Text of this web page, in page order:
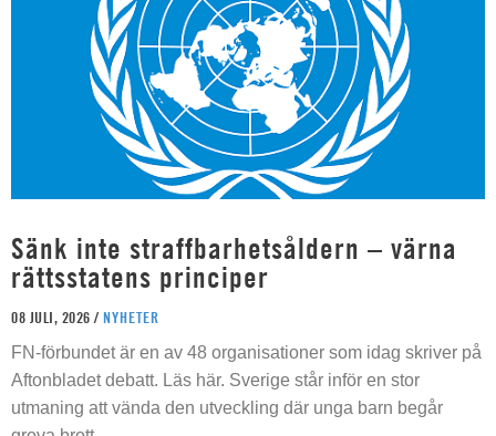
Sänk inte straffbarhetsåldern – värna
rättsstatens principer
08 JULI, 2026 / NYHETER
FN-förbundet är en av 48 organisationer som idag skriver på
Aftonbladet debatt. Läs här. Sverige står inför en stor
utmaning att vända den utveckling där unga barn begår